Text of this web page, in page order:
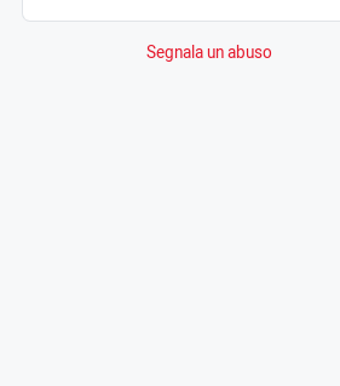
Segnala un abuso